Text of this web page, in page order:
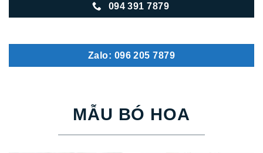
094 391 7879
Zalo: 096 205 7879
MẪU BÓ HOA